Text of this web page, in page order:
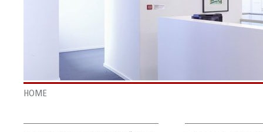
HOME